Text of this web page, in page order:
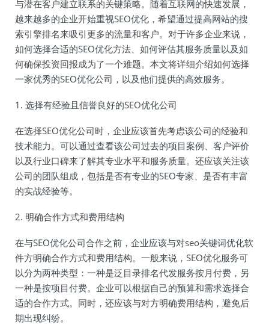
与潜在客户建立联系的关键策略。随着互联网的快速发展，
越来越多的企业开始重视SEO优化，希望通过提高网站的搜
索引擎排名来吸引更多的流量和客户。对于许多企业来说，
如何选择合适的SEO优化方法、如何评估其服务质量以及如
何确保投资回报成为了一个难题。本文将详细介绍如何选择
一家优秀的SEO优化公司，以及他们提供的高效服务。
1. 选择有经验且信誉良好的SEO优化公司
在选择SEO优化公司时，企业应该首先考虑该公司的经验和
技术能力。可以通过查看该公司过去的项目案例、客户评价
以及行业口碑来了解其专业水平和服务质量。还应该关注该
公司的团队组成，包括是否有专业的SEO专家、是否有丰富
的实战经验等。
2. 明确合作方式和费用结构
在与SEO优化公司合作之前，企业应该与对seo关键词优化软
件方明确合作方式和费用结构。一般来说，SEO优化服务可
以分为两种类型：一种是泛目录排名代发服务按月付费，另
一种是按项目付费。企业可以根据自己的预算和需求选择合
适的合作方式。同时，还应该与对方明确费用结构，避免后
期出现纠纷。